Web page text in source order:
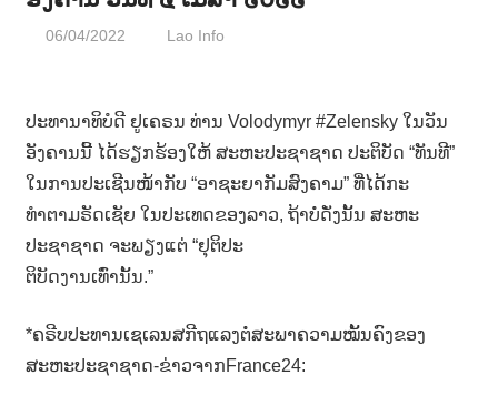
າ
ວ
ສ
06/04/2022 Lao Info
ປະທານາທິບໍດີ ຢູເຄຣນ ທ່ານ Volodymyr #Zelensky ໃນວັນ
ອັງຄານນີ້ ໄດ້ຮຽກຮ້ອງໃຫ້ ສະຫະປະຊາຊາດ ປະຕິບັດ “ທັນທີ”
ໃນການປະເຊີນໜ້າກັບ “ອາຊະຍາກັມສົງຄາມ” ທີ່ໄດ້ກະ
ທຳຕາມຣັດເຊັຍ ໃນປະເທດຂອງລາວ, ຖ້າບໍ່ດັ່ງນັ້ນ ສະຫະ
ປະຊາຊາດ ຈະພຽງແຕ່ “ຢຸຕິປະ
ຕິບັດງານເທົ່ານັ້ນ.”
*ຄຣີບປະທານເຊເລນສກີຖແລງຕໍ່ສະພາຄວາມໝັ້ນຄົງຂອງ
ສະຫະປະຊາຊາດ-ຂ່າວຈາກFrance24: